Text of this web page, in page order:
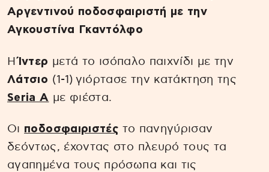
Αργεντινού ποδοσφαιριστή με την
Αγκουστίνα Γκαντόλφο
ΗΊντερ μετά το ισόπαλο παιχνίδι με την
Λάτσιο (1-1) γιόρτασε την κατάκτηση της
Seria A με φιέστα.
Οι ποδοσφαιριστές το πανηγύρισαν
δεόντως, έχοντας στο πλευρό τους τα
αγαπημένα τους πρόσωπα και τις